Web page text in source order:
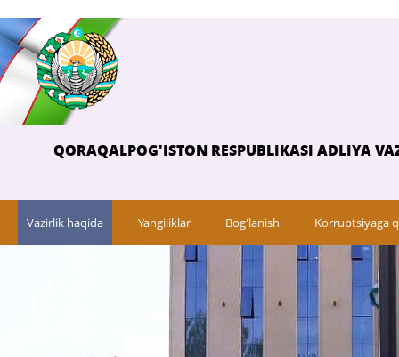
QORAQALPOG'ISTON RESPUBLIKASI ADLIYA
Vazirlik haqida Yangiliklar Bog'lanish Korruptsiyaga